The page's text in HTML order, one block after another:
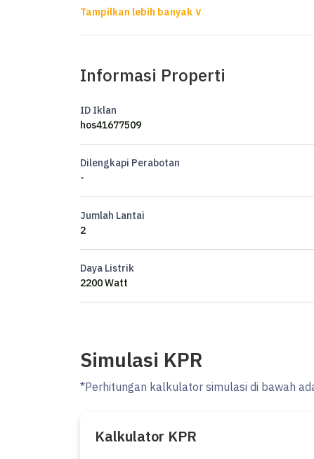
Dijual Rumah Baru
Harga sudah termasuk semua pajak dan balik nama
Foto furnished utk ilustrasi
Bangunan 120 m2
SHM
Informasi Properti
ID Iklan
hos41677509
Dilengkapi Perabotan
-
Jumlah Lantai
2
Daya Listrik
2200 Watt
Simulasi KPR
*Perhitungan kalkulator simulasi di bawah
Kalkulator KPR